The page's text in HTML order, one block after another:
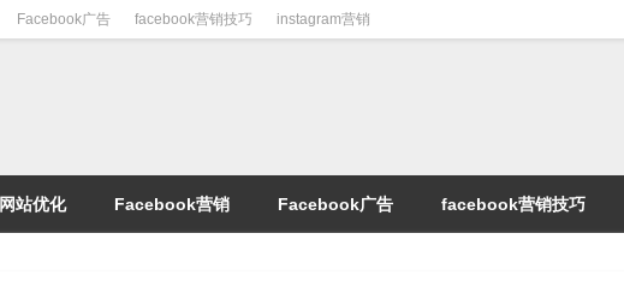
Facebook广告 facebook营销技巧 instagram营销
网站优化 Facebook营销 Facebook广告 facebook营销技巧